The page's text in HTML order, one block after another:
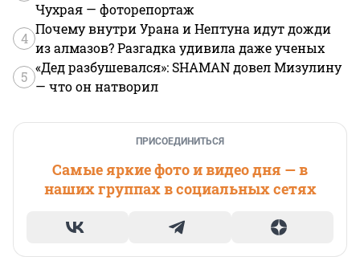
Чухрая — фоторепортаж
4
Почему внутри Урана и Нептуна идут дожди
из алмазов? Разгадка удивила даже ученых
5
«Дед разбушевался»: SHAMAN довел Мизулину
— что он натворил
ПРИСОЕДИНИТЬСЯ
Самые яркие фото и видео дня — в
наших группах в социальных сетях